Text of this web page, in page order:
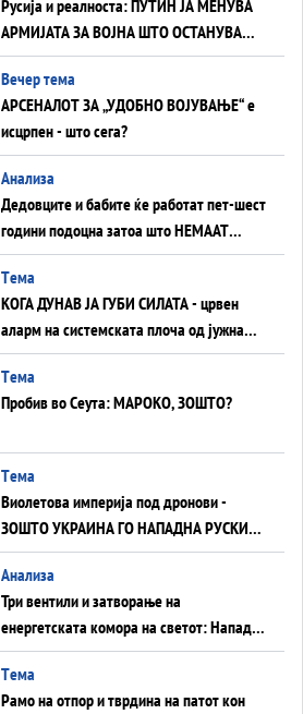
Русија и реалноста: ПУТИН ЈА МЕНУВА
АРМИЈАТА ЗА ВОЈНА ШТО ОСТАНУВА
БЕЗ ФРОНТ
Вечер тема
АРСЕНАЛОТ ЗА „УДОБНО ВОЈУВАЊЕ“ е
исцрпен - што сега?
Анализа
Дедовците и бабите ќе работат пет-шест
години подоцна затоа што НЕМААТ
ВНУЦИ ДА ГИ ЗАМЕНАТ
Tема
КОГА ДУНАВ ЈА ГУБИ СИЛАТА - црвен
аларм на системската плоча од јужна
Германија до Црното Море...
Tема
Пробив во Сеута: МАРОКО, ЗОШТО?
Tема
Виолетова империја под дронови -
ЗОШТО УКРАИНА ГО НАПАДНА РУСКИОТ
WILDBERRIES
Aнализа
Три вентили и затворање на
енергетската комора на светот: Нападот
во Суец најавува глобален енергетски
инфаркт?
Tема
Рамо на отпор и тврдина на патот кон